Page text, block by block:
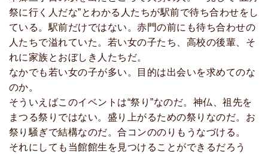
祭に行く人だな”とわかる人たちが駅前で待ち合わせをし
ている。駅前だけではない。赤門の前にも待ち合わせの
人たちで溢れていた。若い女の子たち、高校の後輩、そ
れに家族とおぼしき人たちだ。
なかでも若い女の子が多い。目的は出会いを求めてのな
のか。
そういえばこのイベントは“祭り”なのだ。神仏、祖先を
まつる祭りではない。盛り上がるための祭りなのだ。お
祭り騒ぎで結構なのだ。合コンののりもうなづける。
それにしても当館館生を見つけることができるだろう